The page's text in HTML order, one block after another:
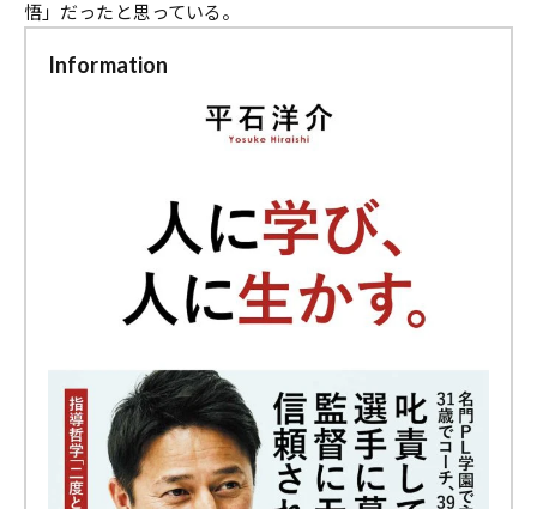
悟」だったと思っている。
Information